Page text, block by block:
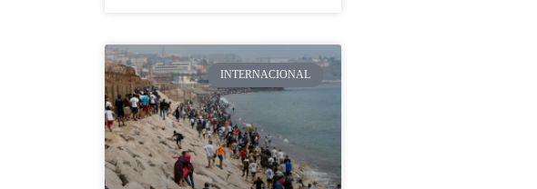
INTERNACIONAL